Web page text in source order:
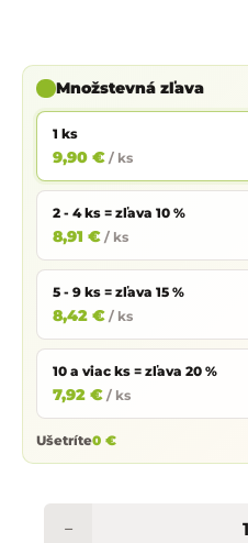
Množstevná zľava
1 ks
9,90 € / ks
2 - 4 ks = zľava 10 %
8,91 € / ks
5 - 9 ks = zľava 15 %
8,42 € / ks
10 a viac ks = zľava 20 %
7,92 € / ks
Ušetríte0 €
−